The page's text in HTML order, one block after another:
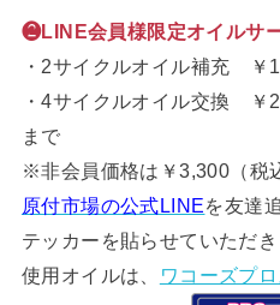
❷LINE会員様限定オイルサ
・2サイクルオイル補充 ￥
・4サイクルオイル交換 ￥
まで
※非会員価格は￥3,300（税
原付市場の公式LINEを友達
テッカーを貼らせていただき
使用オイルは、
ワコーズプ